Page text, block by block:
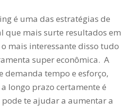
é uma das estratégias de
que mais surte resultados em
mais interessante disso tudo
super econômica. A
demanda tempo e esforço,
longo prazo certamente é
te ajudar a aumentar a